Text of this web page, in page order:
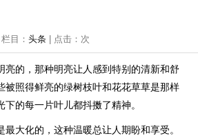
目： 头条 | 点击： 次
亮的，那种明亮让人感到特别的清新和舒
被照得鲜亮的绿树枝叶和花花草草是那样
的每一片叶儿都抖擞了精神。
最大化的，这种温暖总让人期盼和享受。